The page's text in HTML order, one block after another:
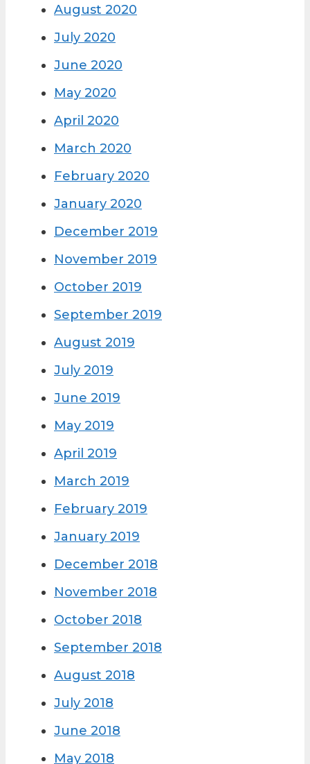
August 2020
July 2020
June 2020
May 2020
April 2020
March 2020
February 2020
January 2020
December 2019
November 2019
October 2019
September 2019
August 2019
July 2019
June 2019
May 2019
April 2019
March 2019
February 2019
January 2019
December 2018
November 2018
October 2018
September 2018
August 2018
July 2018
June 2018
May 2018